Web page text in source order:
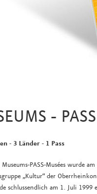
-
- 3 Länder - 1 Pass
Museums-PASS-Musées wurde
„Kultur“ der
schlussendlich am 1. Juli